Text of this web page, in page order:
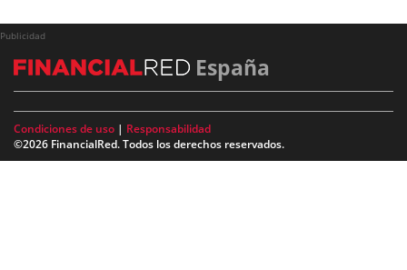
Publicidad
España
Condiciones de uso | Responsabilidad
©2026 FinancialRed. Todos los derechos reservados.